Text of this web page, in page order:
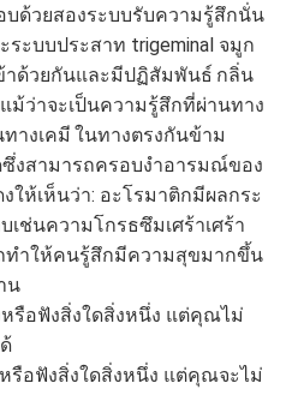
ด้วยสองระบบรับความรู้สึกนั่น
ะบบประสาท trigeminal จมูก
าด้วยกันและมีปฏิสัมพันธ์ กลิ่น
ม้ว่าจะเป็นความรู้สึกที่ผ่านทาง
างเคมี ในทางตรงกันข้าม
งสามารถครอบงำอารมณ์ของ
ให้เห็นว่า: อะโรมาติกมีผลกระ
ช่นความโกรธซึมเศร้าเศร้า
ทำให้คนรู้สึกมีความสุขมากขึ้น
น
รือฟังสิ่งใดสิ่งหนึ่ง แต่คุณไม่
รือฟังสิ่งใดสิ่งหนึ่ง แต่คุณจะไม่